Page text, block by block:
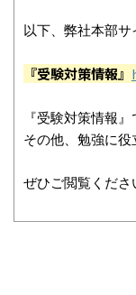
以下、弊社本部
『受験対策情報』
『受験対策情報
その他、勉強に役
ぜひご閲覧くだ